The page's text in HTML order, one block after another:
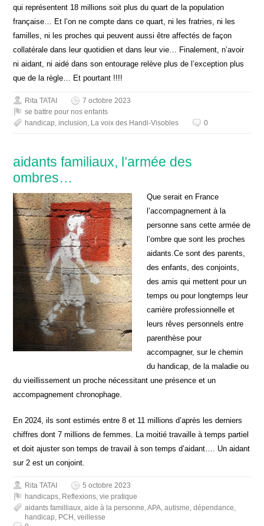
qui représentent 18 millions soit plus du quart de la population
française… Et l’on ne compte dans ce quart, ni les fratries, ni les
familles, ni les proches qui peuvent aussi être affectés de façon
collatérale dans leur quotidien et dans leur vie… Finalement, n’avoir
ni aidant, ni aidé dans son entourage relève plus de l’exception plus
que de la règle… Et pourtant !!!!
Rita TATAI
7 octobre 2023
se battre pour nos enfants
handicap,inclusion, La voix des Handi-Visobles 0
aidants familiaux, l’armée des
ombres…
Que serait en France
l’accompagnement à la
personne sans cette armée de
l’ombre que sont les proches
aidants.Ce sont des parents,
des enfants, des conjoints,
des amis qui mettent pour un
temps ou pour longtemps leur
carrière professionnelle et
leurs rêves personnels entre
parenthèse pour
accompagner, sur le chemin
du handicap, de la maladie ou
du vieillissement un proche nécessitant une présence et un
accompagnement chronophage.
En 2024, ils sont estimés entre 8 et 11 millions d’après les derniers
chiffres dont 7 millions de femmes. La moitié travaille à temps partiel
et doit ajuster son temps de travail à son temps d’aidant…. Un aidant
sur 2 est un conjoint.
Rita TATAI
5 octobre 2023
handicaps, Reflexions,vie pratique
aidants familliaux,aide à la personne,APA,autisme,dépendance,
handicap, PCH ,veillesse